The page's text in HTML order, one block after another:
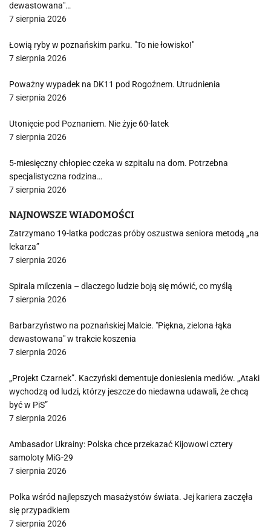
dewastowana"…
7 sierpnia 2026
Łowią ryby w poznańskim parku. "To nie łowisko!"
7 sierpnia 2026
Poważny wypadek na DK11 pod Rogoźnem. Utrudnienia
7 sierpnia 2026
Utonięcie pod Poznaniem. Nie żyje 60-latek
7 sierpnia 2026
5-miesięczny chłopiec czeka w szpitalu na dom. Potrzebna
specjalistyczna rodzina…
7 sierpnia 2026
NAJNOWSZE WIADOMOŚCI
Zatrzymano 19-latka podczas próby oszustwa seniora metodą „na
lekarza”
7 sierpnia 2026
Spirala milczenia – dlaczego ludzie boją się mówić, co myślą
7 sierpnia 2026
Barbarzyństwo na poznańskiej Malcie. "Piękna, zielona łąka
dewastowana" w trakcie koszenia
7 sierpnia 2026
„Projekt Czarnek”. Kaczyński dementuje doniesienia mediów. „Ataki
wychodzą od ludzi, którzy jeszcze do niedawna udawali, że chcą
być w PiS”
7 sierpnia 2026
Ambasador Ukrainy: Polska chce przekazać Kijowowi cztery
samoloty MiG-29
7 sierpnia 2026
Polka wśród najlepszych masażystów świata. Jej kariera zaczęła
się przypadkiem
7 sierpnia 2026